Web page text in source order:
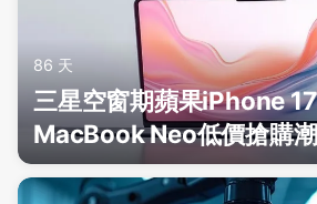
86 天
三星空窗期蘋果iPhone
MacBook Neo低價搶購潮